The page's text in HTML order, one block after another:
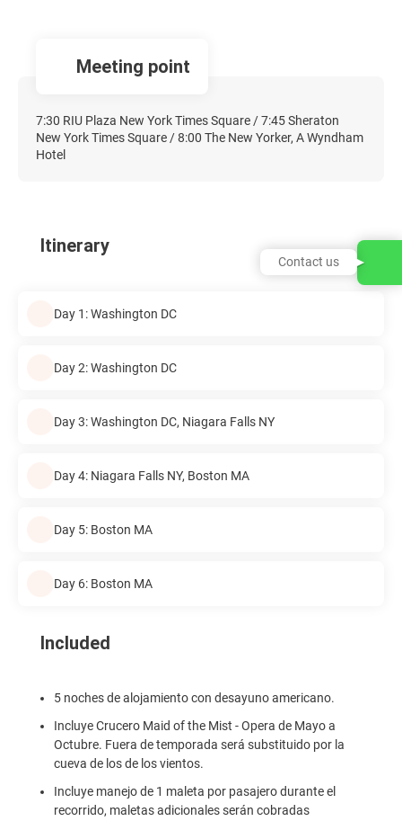
Meeting point
7:30 RIU Plaza New York Times Square / 7:45 Sheraton
New York Times Square / 8:00 The New Yorker, A Wyndham
Hotel
Itinerary
Day 1: Washington DC
Day 2: Washington DC
Day 3: Washington DC, Niagara Falls NY
Day 4: Niagara Falls NY, Boston MA
Day 5: Boston MA
Day 6: Boston MA
Included
5 noches de alojamiento con desayuno americano.
Incluye Crucero Maid of the Mist - Opera de Mayo a
Octubre. Fuera de temporada será substituido por la
cueva de los de los vientos.
Incluye manejo de 1 maleta por pasajero durante el
recorrido, maletas adicionales serán cobradas
Contact us